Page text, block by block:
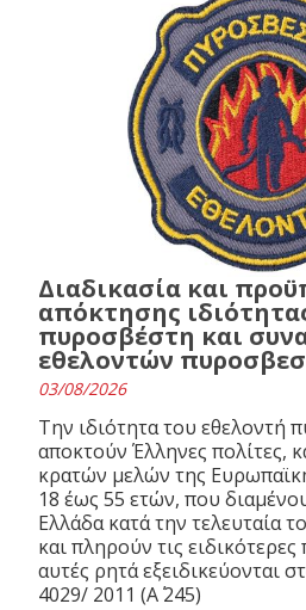
Διαδικασία και
απόκτησης
πυροσβέστη και
εθελοντών
03/08/2026
Την ιδιότητα του εθελοντή
αποκτούν Έλληνες πολίτες,
κρατών μελών της
18 έως 55 ετών, που
Ελλάδα κατά την τελευταία
και πληρούν τις
αυτές ρητά εξειδικεύονται
4029/ 2011 (Α΄ 245)